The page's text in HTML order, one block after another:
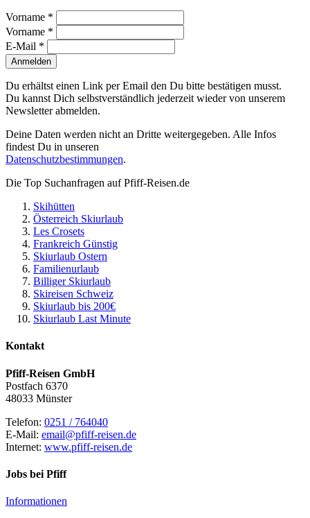
Vorname *
Vorname *
E-Mail *
Anmelden
Du erhältst einen Link per Email den Du bitte bestätigen musst.
Du kannst Dich selbstverständlich jederzeit wieder von unserem
Newsletter abmelden.
Deine Daten werden nicht an Dritte weitergegeben. Alle Infos
findest Du in unseren
Datenschutzbestimmungen.
Die Top Suchanfragen auf Pfiff-Reisen.de
Skihütten
Österreich Skiurlaub
Les Crosets
Frankreich Günstig
Skiurlaub Ostern
Familienurlaub
Billiger Skiurlaub
Skireisen Schweiz
Skiurlaub bis 200€
Skiurlaub Last Minute
Kontakt
Pfiff-Reisen GmbH
Postfach 6370
48033 Münster
Telefon: 0251 / 764040
E-Mail: email@pfiff-reisen.de
Internet: www.pfiff-reisen.de
Jobs bei Pfiff
Informationen